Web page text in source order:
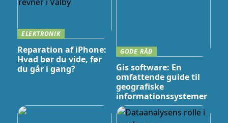
ELEKTRONIK
Reparation af iPhone:
Hvad bør du vide, før
du går i gang?
GODE RÅD
Gis software: En
omfattende guide til
geografiske
informationssystemer